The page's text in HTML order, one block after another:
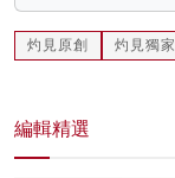
灼見原創 灼見獨家
編輯精選